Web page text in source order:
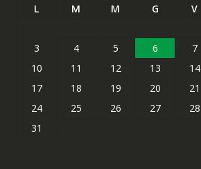
L M M G V
3
4 5 6 7
10
11 12 13 14
17
18 19 20 21
24
25 26 27 28
31